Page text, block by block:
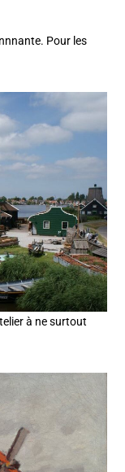
Pour les
à ne surtout